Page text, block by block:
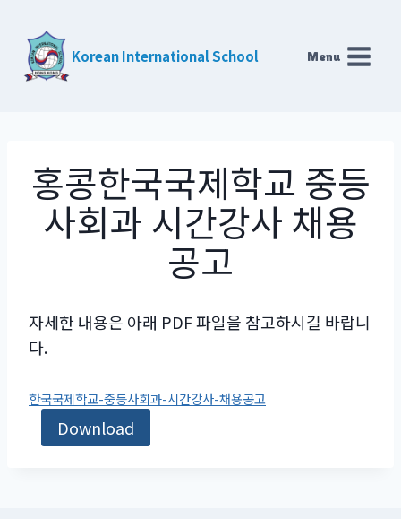
content
Korean International School Menu
홍콩한국국제학교 중등
사회과 시간강사 채용
공고
자세한 내용은 아래 PDF 파일을 참고하시길 바랍니
다.
한국국제학교-중등사회과-시간강사-채용공고
Download